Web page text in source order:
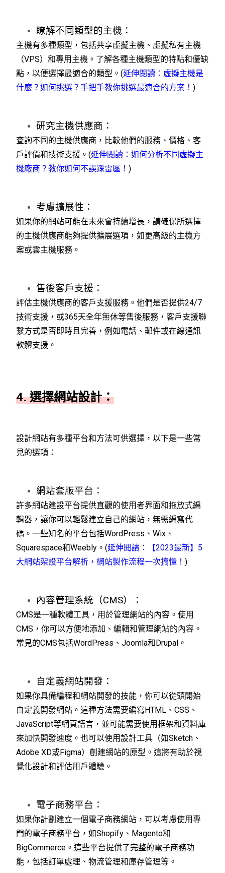
瞭解不同類型的主機：
主機有多種類型，包括共享虛擬主機、虛擬私有主機
（VPS）和專用主機。了解各種主機類型的特點和優缺
點，以便選擇最適合的類型。(延伸閱讀：虛擬主機是
什麼？如何挑選？手把手教你挑選最適合的方案！)
研究主機供應商：
查詢不同的主機供應商，比較他們的服務、價格、客
戶評價和技術支援。(延伸閱讀：如何分析不同虛擬主
機廠商？教你如何不誤踩雷區！)
考慮擴展性：
如果你的網站可能在未來會持續增長，請確保所選擇
的主機供應商能夠提供擴展選項，如更高級的主機方
案或雲主機服務。
售後客戶支援：
評估主機供應商的客戶支援服務。他們是否提供24/7
技術支援，或365天全年無休等售後服務，客戶支援聯
繫方式是否即時且完善，例如電話、郵件或在線通訊
軟體支援。
4. 選擇網站設計：
設計網站有多種平台和方法可供選擇，以下是一些常
見的選項：
網站套版平台：
許多網站建設平台提供直觀的使用者界面和拖放式編
輯器，讓你可以輕鬆建立自己的網站，無需編寫代
碼。一些知名的平台包括WordPress、Wix、
Squarespace和Weebly。(延伸閱讀：【2023最新】5
大網站架設平台解析，網站製作流程一次搞懂！)
內容管理系統（CMS）：
CMS是一種軟體工具，用於管理網站的內容。使用
CMS，你可以方便地添加、編輯和管理網站的內容。
常見的CMS包括WordPress、Joomla和Drupal。
自定義網站開發：
如果你具備編程和網站開發的技能，你可以從頭開始
自定義開發網站。這種方法需要編寫HTML、CSS、
JavaScript等網頁語言，並可能需要使用框架和資料庫
來加快開發速度。也可以使用設計工具（如Sketch、
Adobe XD或Figma）創建網站的原型。這將有助於視
覺化設計和評估用戶體驗。
電子商務平台：
如果你計劃建立一個電子商務網站，可以考慮使用專
門的電子商務平台，如Shopify、Magento和
BigCommerce。這些平台提供了完整的電子商務功
能，包括訂單處理、物流管理和庫存管理等。